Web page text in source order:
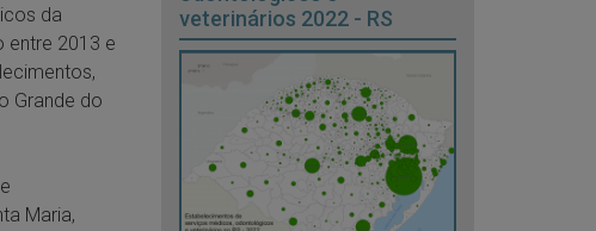
da
entre 2013 e
Grande do
Maria,
veterinários 2022 - RS